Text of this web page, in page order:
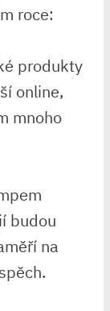
roce:
produkty
online,
mnoho
budou
na